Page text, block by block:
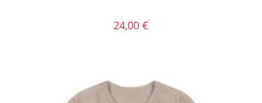
24,00 €